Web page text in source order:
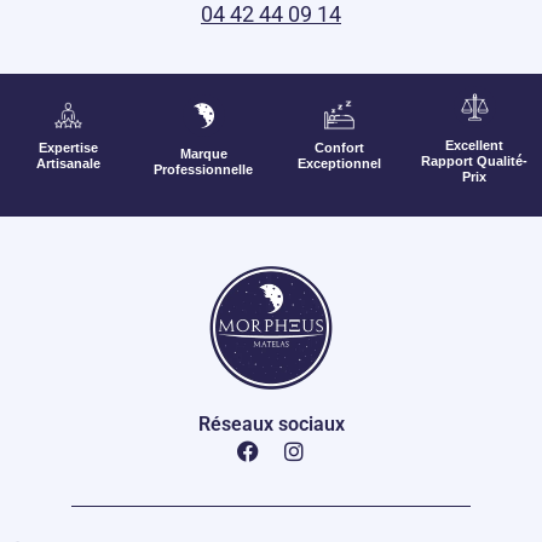
04 42 44 09 14
Expertise
Artisanale
Marque
Professionnelle
Confort
Exceptionnel
Excellent
Rapport Qualité-
Prix
Réseaux sociaux